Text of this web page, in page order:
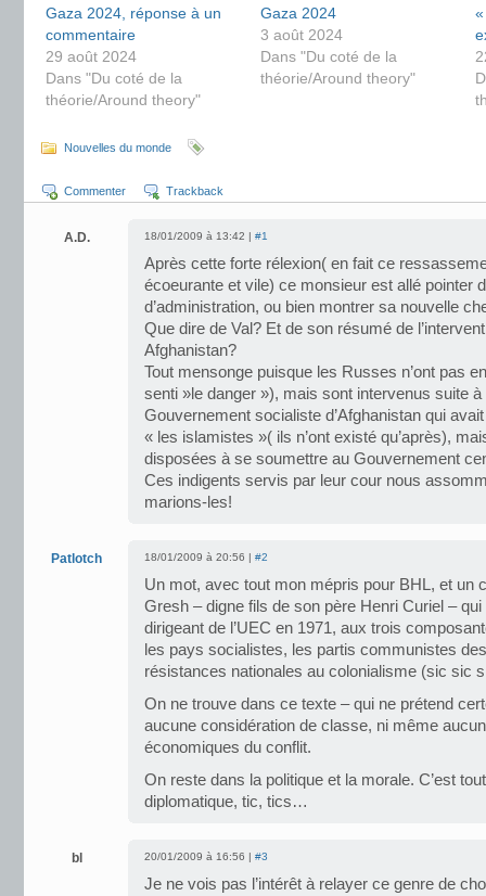
Gaza 2024, réponse à un
commentaire
29 août 2024
Dans "Du coté de la
théorie/Around theory"
Gaza 2024
3 août 2024
Dans "Du coté de la
théorie/Around theory"
Nouvelles du monde
Commenter Trackback
A.D. 18/01/2009 à 13:42 | #1
Après cette forte rélexion( en fait ce
écoeurante et vile) ce monsieur est allé pointer
d’administration, ou bien montrer sa nouvelle
Que dire de Val? Et de son résumé de
Afghanistan?
Tout mensonge puisque les Russes n’ont pas
senti »le danger »), mais sont intervenus suite à
Gouvernement socialiste d’Afghanistan qui
« les islamistes »( ils n’ont existé qu’après),
disposées à se soumettre au Gouvernement
Ces indigents servis par leur cour nous
marions-les!
Patlotch 18/01/2009 à 20:56 | #2
Un mot, avec tout mon mépris pour BHL, et un
Gresh – digne fils de son père Henri Curiel – qui
dirigeant de l’UEC en 1971, aux trois
les pays socialistes, les partis communistes
résistances nationales au colonialisme (sic sic
On ne trouve dans ce texte – qui ne prétend
aucune considération de classe, ni même
économiques du conflit.
On reste dans la politique et la morale. C’est
diplomatique, tic, tics…
bl 20/01/2009 à 16:56 | #3
Je ne vois pas l’intérêt à relayer ce genre de